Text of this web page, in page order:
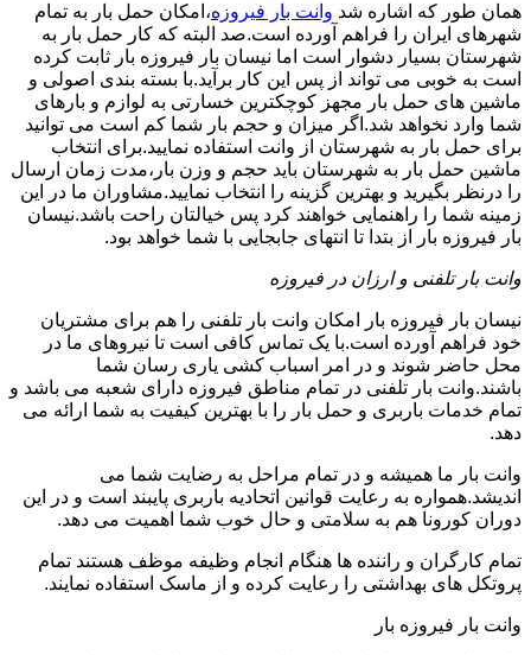
همان طور که اشاره شد وانت بار فیروزه،امکان حمل بار به تمام
شهرهای ایران را فراهم آورده است.صد البته که کار حمل بار به
شهرستان بسیار دشوار است اما نیسان بار فیروزه بار ثابت کرده
است به خوبی می تواند از پس این کار برآید.با بسته بندی اصولی و
ماشین های حمل بار مجهز کوچکترین خسارتی به لوازم و بارهای
شما وارد نخواهد شد.اگر میزان و حجم بار شما کم است می توانید
برای حمل بار به شهرستان از وانت استفاده نمایید.برای انتخاب
ماشین حمل بار به شهرستان باید حجم و وزن بار،مدت زمان ارسال
را درنظر بگیرید و بهترین گزینه را انتخاب نمایید.مشاوران ما در این
زمینه شما را راهنمایی خواهند کرد پس خیالتان راحت باشد.نیسان
بار فیروزه بار از بتدا تا انتهای جابجایی با شما خواهد بود.
وانت بار تلفنی و ارزان در فیروزه
نیسان بار فیروزه بار امکان وانت بار تلفنی را هم برای مشتریان
خود فراهم آورده است.با یک تماس کافی است تا نیروهای ما در
محل حاضر شوند و در امر اسباب کشی یاری رسان شما
باشند.وانت بار تلفنی در تمام مناطق فیروزه دارای شعبه می باشد و
تمام خدمات باربری و حمل بار را با بهترین کیفیت به شما ارائه می
دهد.
وانت بار ما همیشه و در تمام مراحل به رضایت شما می
اندیشد.همواره به رعایت قوانین اتحادیه باربری پایبند است و در این
دوران کورونا هم به سلامتی و حال خوب شما اهمیت می دهد.
تمام کارگران و راننده ها هنگام انجام وظیفه موظف هستند تمام
پروتکل های بهداشتی را رعایت کرده و از ماسک استفاده نمایند.
وانت بار فیروزه بار